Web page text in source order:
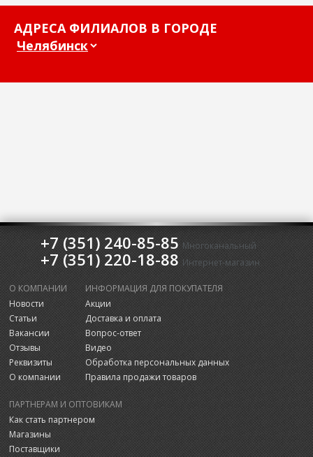
АДРЕСА ФИЛИАЛОВ В ГОРОДЕ
+7 (351) 240-85-85 Многоканальный
+7 (351) 220-18-88 Интернет-магазин
О КОМПАНИИ
Новости
Статьи
Вакансии
Отзывы
Реквизиты
О компании
ИНФОРМАЦИЯ ДЛЯ ПОКУПАТЕЛЯ
Акции
Доставка и оплата
Вопрос-ответ
Видео
Обработка персональных данных
Правила продажи товаров
ПАРТНЕРАМ И ОПТОВИКАМ
Как стать партнером
Магазины
Поставщики